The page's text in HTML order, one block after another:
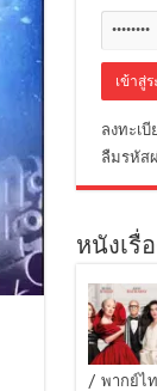
ลงทะเบี
ลืมรหัส
หนังเรื่
/ พากย์ไ